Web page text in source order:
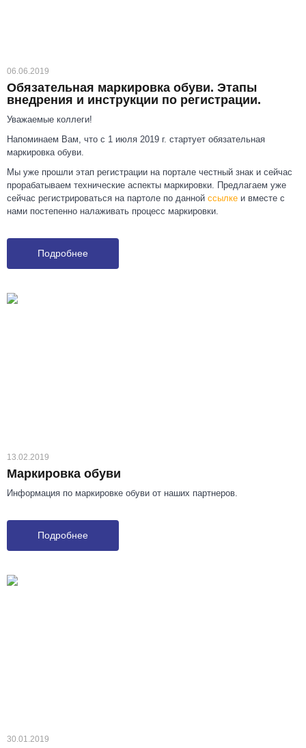
06.06.2019
Обязательная маркировка обуви. Этапы
внедрения и инструкции по регистрации.
Уважаемые коллеги!
Напоминаем Вам, что с 1 июля 2019 г. стартует обязательная
маркировка обуви.
Мы уже прошли этап регистрации на портале честный знак и сейчас
прорабатываем технические аспекты маркировки. Предлагаем уже
сейчас регистрироваться на партоле по данной ссылке и вместе с
нами постепенно налаживать процесс маркировки.
Подробнее
13.02.2019
Маркировка обуви
Информация по маркировке обуви от наших партнеров.
Подробнее
30.01.2019